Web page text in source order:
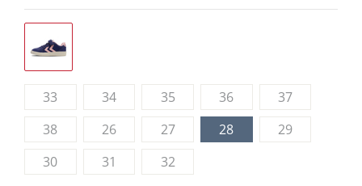
33 34 35 36
37
38
26 27 28
29
30
31 32